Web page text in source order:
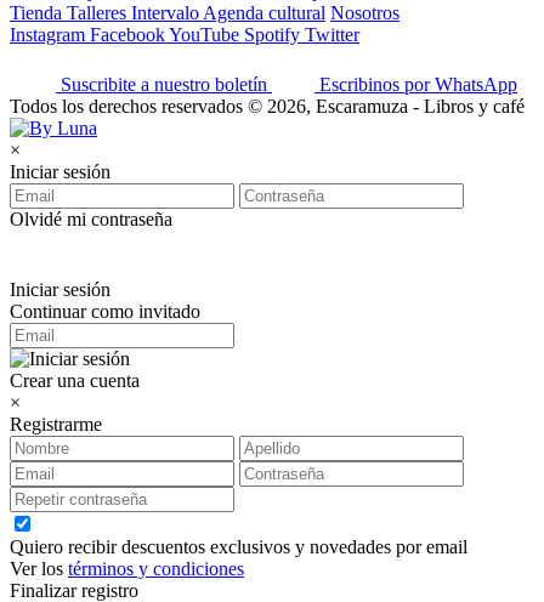
Tienda Talleres Intervalo Agenda cultural Nosotros
Instagram FacebookYouTube Spotify Twitter
Suscribite a nuestro boletín
Escribinos por WhatsApp
Todos los derechos reservados © 2026, Escaramuza - Libros y café
×
Iniciar sesión
Olvidé mi contraseña
Iniciar sesión
Continuar como invitado
Crear una cuenta
×
Registrarme
Quiero recibir descuentos exclusivos y novedades por email
Ver los términos y condiciones
Finalizar registro